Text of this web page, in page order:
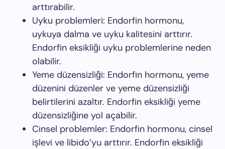
arttırabilir.
Uyku problemleri: Endorfin hormonu,
uykuya dalma ve uyku kalitesini arttırır.
Endorfin eksikliği uyku problemlerine neden
olabilir.
Yeme düzensizliği: Endorfin hormonu, yeme
düzenini düzenler ve yeme düzensizliği
belirtilerini azaltır. Endorfin eksikliği yeme
düzensizliğine yol açabilir.
Cinsel problemler: Endorfin hormonu, cinsel
işlevi ve libido’yu arttırır. Endorfin eksikliği